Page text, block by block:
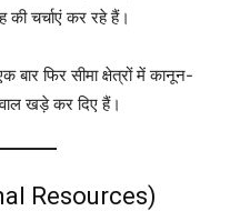
चर्चाएं कर रहे हैं।
बार फिर सीमा क्षेत्रों में कानून-
खड़े कर दिए हैं।
Resources)